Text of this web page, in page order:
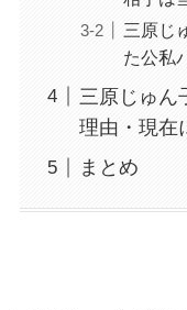
三原じ
た公私
三原じゅん
理由・現在
まとめ